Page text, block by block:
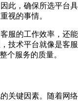
此，确保所选平台具
视的事情。
服的工作效率，还能
技术平台就像是客服
个服务的质量。
关键因素。随着网络